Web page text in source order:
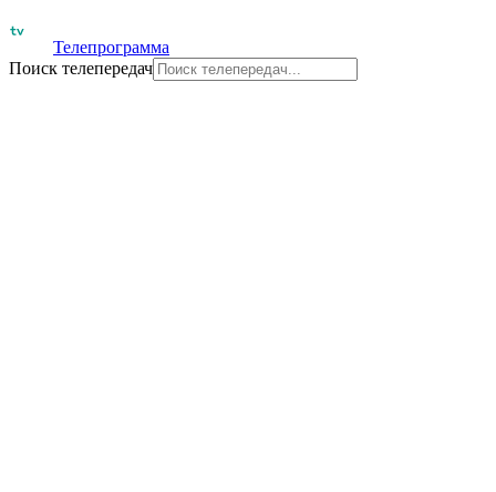
Телепрограмма
Поиск телепередач